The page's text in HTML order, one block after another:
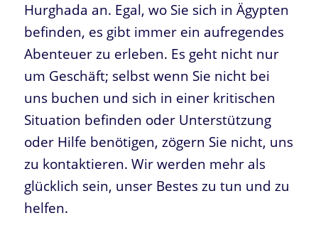
Hurghada an. Egal, wo Sie sich in Ägypten
befinden, es gibt immer ein aufregendes
Abenteuer zu erleben. Es geht nicht nur
um Geschäft; selbst wenn Sie nicht bei
uns buchen und sich in einer kritischen
Situation befinden oder Unterstützung
oder Hilfe benötigen, zögern Sie nicht, uns
zu kontaktieren. Wir werden mehr als
glücklich sein, unser Bestes zu tun und zu
helfen.